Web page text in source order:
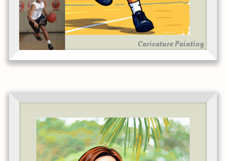
Caricature Painting